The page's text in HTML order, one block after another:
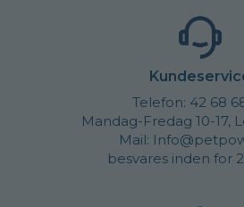
Telefon: 42 68
Mandag-Fredag 10-17,
Mail:
besvares inden for